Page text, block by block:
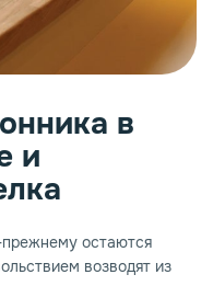
в
и
остаются
возводят из